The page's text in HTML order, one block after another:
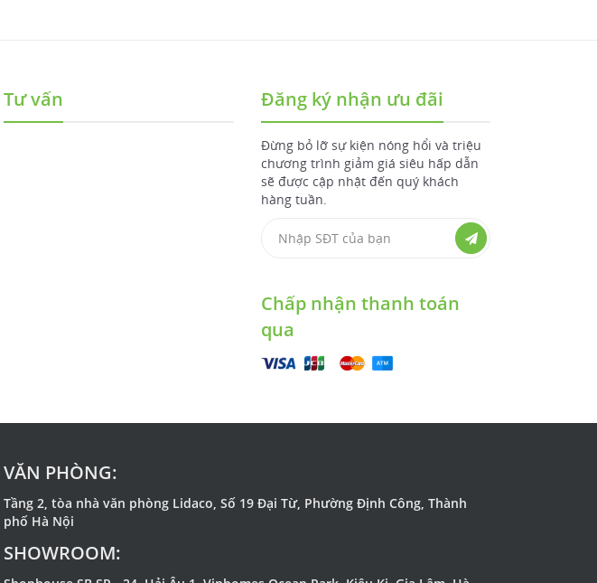
Tư vấn Đăng ký nhận ưu đãi
Đừng bỏ lỡ sự kiện nóng hổi và triệu
chương trình giảm giá siêu hấp dẫn
sẽ được cập nhật đến quý khách
hàng tuần.
Chấp nhận thanh toán
qua
VĂN PHÒNG:
Tầng 2, tòa nhà văn phòng Lidaco, Số 19 Đại Từ, Phường Định Công, Thành
phố Hà Nội
SHOWROOM: